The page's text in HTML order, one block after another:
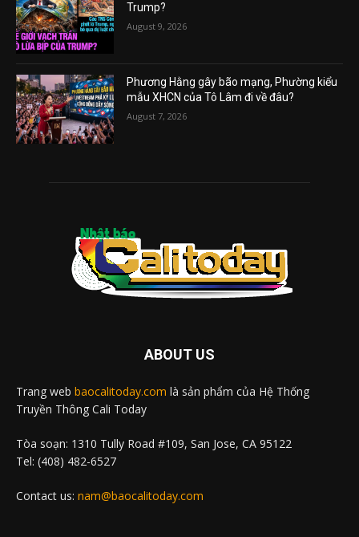
Trump?
August 9, 2026
Phương Hằng gây bão mạng, Phường kiểu
mẫu XHCN của Tô Lâm đi về đâu?
August 7, 2026
ABOUT US
Trang web baocalitoday.com là sản phẩm của Hệ Thống
Truyền Thông Cali Today
Tòa soạn: 1310 Tully Road #109, San Jose, CA 95122
Tel: (408) 482-6527
Contact us: nam@baocalitoday.com